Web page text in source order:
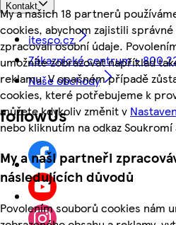
My a našich 18 partnerů
cookies, abychom zajistili
zpracovali osobní údaje.
umožníte zobrazovat například
reklamu. V opačném případě
cookies, které potřebujeme k
můžete kdykoliv změnit v
nebo kliknutím na odkaz
My a naši partneři
následujících důvodů
Povolením souborů cookies nám
Kontakt
itesco.cz
Zákaznické centrum - 800
Naše obchody
followUs